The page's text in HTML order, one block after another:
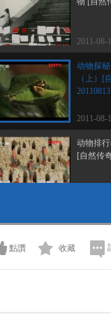
2011-08-
动物探
（上）[
20110813
2011-08-
动物排
[自然传
20110812
2011-08-
说 [自然
點讚 收藏